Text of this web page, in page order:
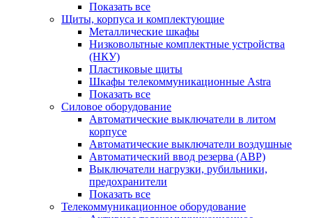
Показать все
Щиты, корпуса и комплектующие
Металлические шкафы
Низковольтные комплектные устройства
(НКУ)
Пластиковые щиты
Шкафы телекоммуникационные Astra
Показать все
Силовое оборудование
Автоматические выключатели в литом
корпусе
Автоматические выключатели воздушные
Автоматический ввод резерва (АВР)
Выключатели нагрузки, рубильники,
предохранители
Показать все
Телекоммуникационное оборудование